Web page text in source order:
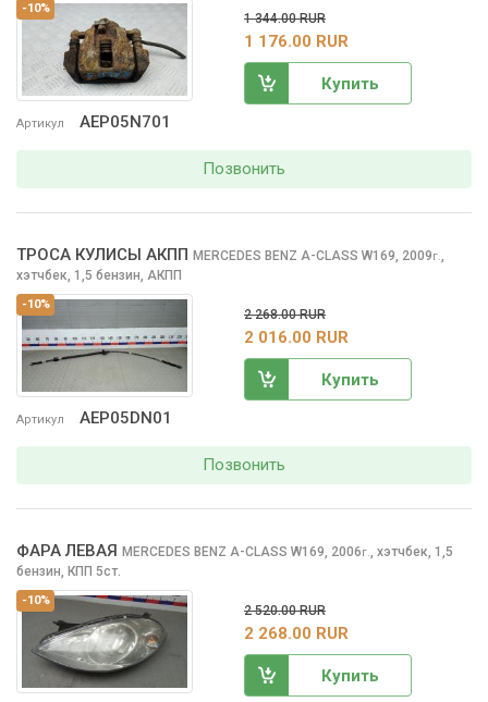
-10%
Артикул AEP05N701
1 344.00 RUR
1 176.00 RUR
Купить
Позвонить
-10%
Артикул AEP05DN01
ТРОСА КУЛИСЫ АКПП MERCEDES BENZ A-CLASS W169, 2009г.,
хэтчбек, 1,5 бензин, АКПП
2 268.00 RUR
2 016.00 RUR
Купить
Позвонить
-10%
ФАРА ЛЕВАЯ MERCEDES BENZ A-CLASS W169, 2006г., хэтчбек, 1,5
бензин, КПП 5ст.
2 520.00 RUR
2 268.00 RUR
Купить